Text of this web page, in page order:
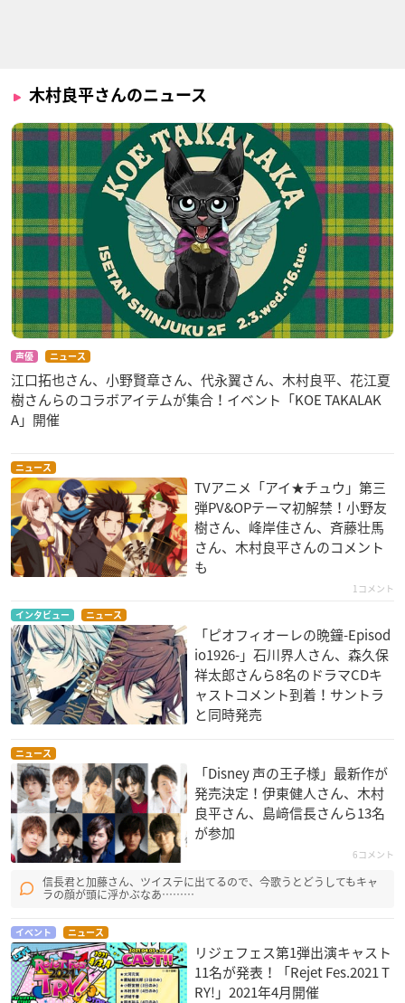
木村良平さんのニュース
声優 ニュース
江口拓也さん、小野賢章さん、代永翼さん、木村良平、花江夏
樹さんらのコラボアイテムが集合！イベント「KOE TAKALAK
A」開催
ニュース
TVアニメ「アイ★チュウ」第三
弾PV&OPテーマ初解禁！小野友
樹さん、峰岸佳さん、斉藤壮馬
さん、木村良平さんのコメント
も
1コメント
インタビュー ニュース
「ピオフィオーレの晩鐘-Episod
io1926-」石川界人さん、森久保
祥太郎さんら8名のドラマCDキ
ャストコメント到着！サントラ
と同時発売
ニュース
「Disney 声の王子様」最新作が
発売決定！伊東健人さん、木村
良平さん、島﨑信長さんら13名
が参加
6コメント
信長君と加藤さん、ツイステに出てるので、今歌うとどうしてもキャ
ラの顔が頭に浮かぶなあ………
イベント ニュース
リジェフェス第1弾出演キャスト
11名が発表！「Rejet Fes.2021 T
RY!」2021年4月開催